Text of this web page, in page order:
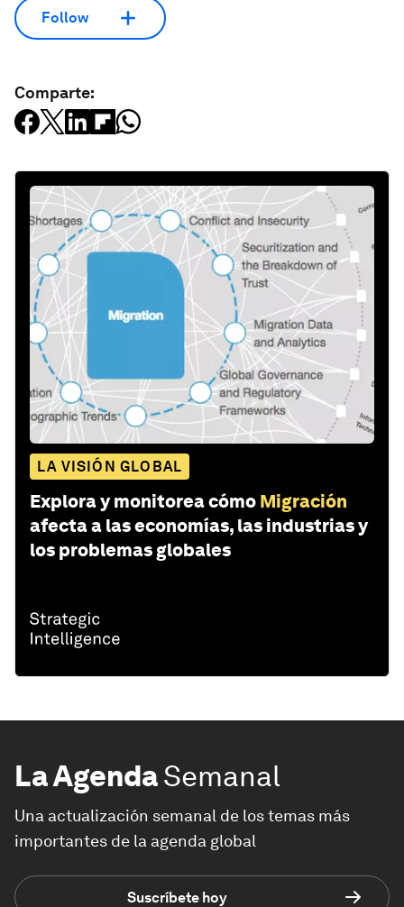
Follow
Comparte:
LA VISIÓN GLOBAL
Explora y monitorea cómo Migración
afecta a las economías, las industrias y
los problemas globales
La AgendaSemanal
Una actualización semanal de los temas más
importantes de la agenda global
Suscríbete hoy